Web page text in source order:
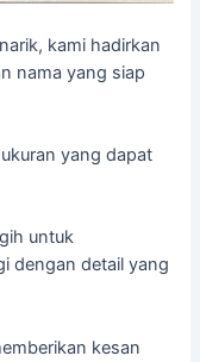
kami hadirkan
nama yang siap
yang dapat
untuk
dengan detail yang
kesan